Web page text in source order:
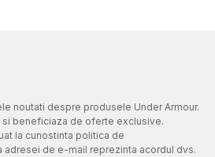
noutati despre produsele Under Armour.
beneficiaza de oferte exclusive.
la cunostinta politica de
adresei de e-mail reprezinta acordul dvs.